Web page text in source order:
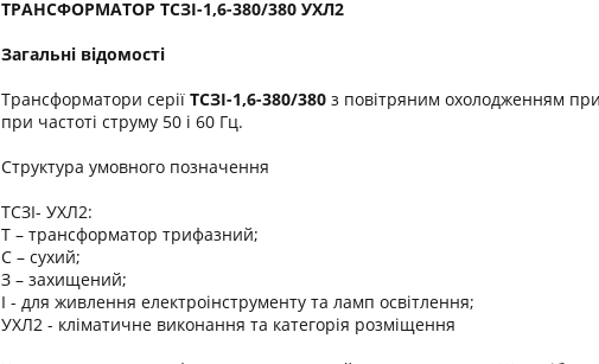
ТРАНСФОРМАТОР ТСЗІ-1,6-380/380 УХЛ2
Загальні відомості
Трансформатори серії ТСЗІ-1,6-380/380 з повітряним охолодженням
при частоті струму 50 і 60 Гц.
Структура умовного позначення
ТСЗІ- УХЛ2:
Т – трансформатор трифазний;
С – сухий;
З – захищений;
І - для живлення електроінструменту та ламп освітлення;
УХЛ2 - кліматичне виконання та категорія розміщення